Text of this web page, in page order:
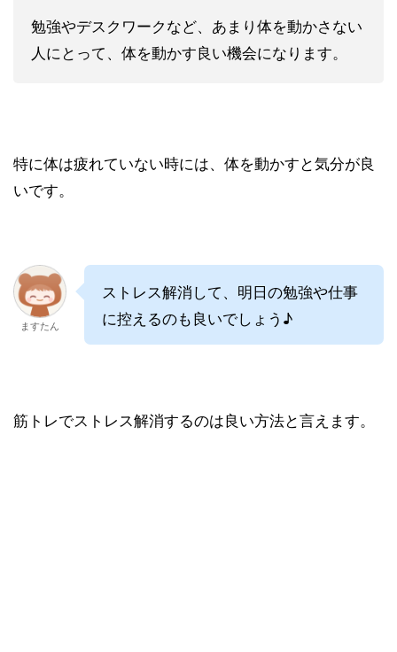
勉強やデスクワークなど、あまり体を動かさない
人にとって、体を動かす良い機会になります。
特に体は疲れていない時には、体を動かすと気分が良
いです。
ますたん
ストレス解消して、明日の勉強や仕事
に控えるのも良いでしょう♪
筋トレでストレス解消するのは良い方法と言えます。